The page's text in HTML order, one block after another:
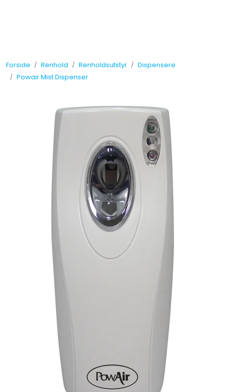
Forside Renhold Renholdsutstyr
Dispensere
Powair Mist Dispenser
Måleinstrumenter
Vinduspusseutstyr
Forbruksmateriell